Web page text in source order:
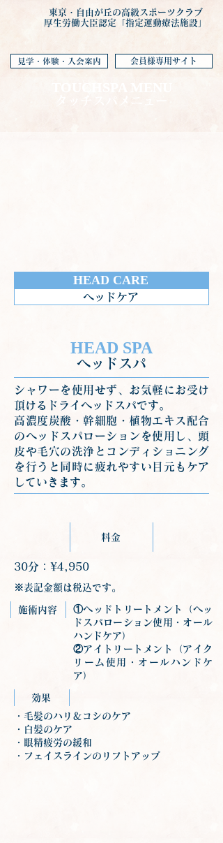
東京・自由が丘の高級スポーツクラブ
厚生労働大臣認定「指定運動療法施設」
見学・体験・入会案内 会員様専用サイト
タッチスパメニュー
HEAD CARE
ヘッドケア
HEAD SPA
ヘッドスパ
シャワーを使用せず、お気軽にお受け
頂けるドライヘッドスパです。
高濃度炭酸・幹細胞・植物エキス配合
のヘッドスパローションを使用し、頭
皮や毛穴の洗浄とコンディショニング
を行うと同時に疲れやすい目元もケア
していきます。
料金
30分：¥4,950
※表記金額は税込です。
施術内容
①ヘッドトリートメント（ヘッ
ドスパローション使用・オール
ハンドケア）
②アイトリートメント（アイク
リーム使用・オールハンドケ
ア）
効果
・毛髪のハリ＆コシのケア
・白髪のケア
・眼精疲労の緩和
・フェイスラインのリフトアップ